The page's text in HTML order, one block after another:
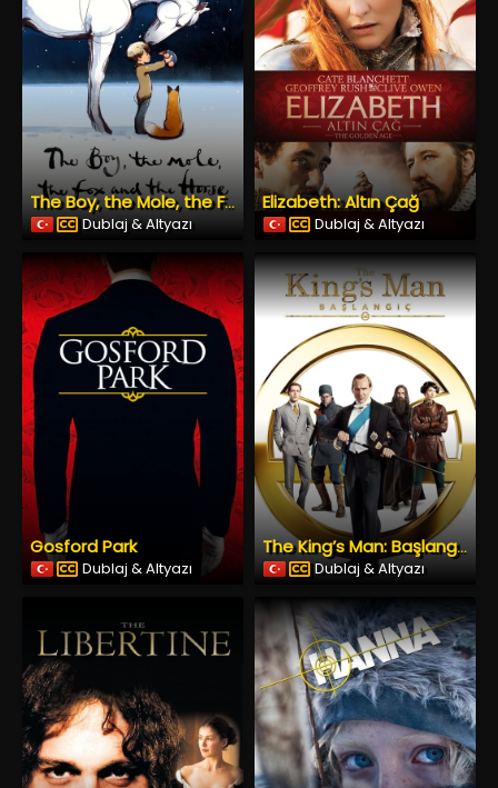
The Boy, the Mole, the Fox and the Horse
Dublaj & Altyazı
Elizabeth: Altın Çağ
Dublaj & Altyazı
Gosford Park
Dublaj & Altyazı
The King’s Man: Başlangıç
Dublaj & Altyazı